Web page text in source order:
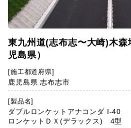
東九州道(志布志〜大崎)木森
児島県）
[施工都道府県]
鹿児島県 志布志市
[製品名]
ダブルロンケットアナコンダ I-40
ロンケットＤＸ(デラックス) 4型